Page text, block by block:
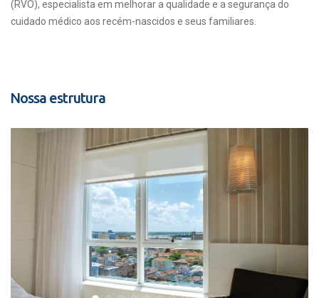
(RVO), especialista em melhorar a qualidade e a segurança do
cuidado médico aos recém-nascidos e seus familiares.
Nossa estrutura